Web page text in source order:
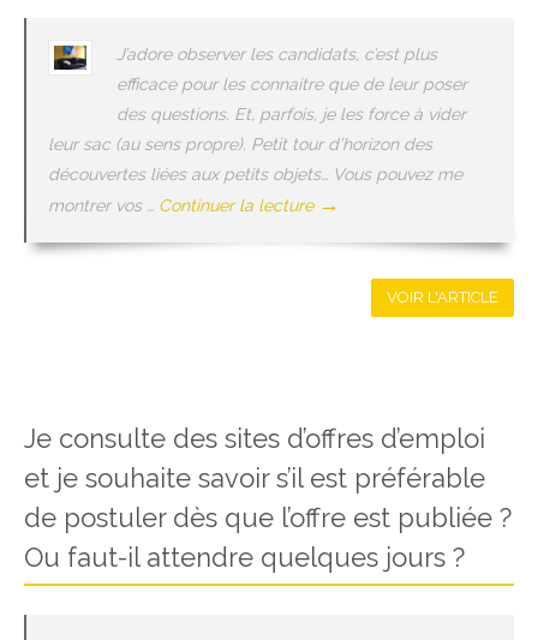
J’adore observer les candidats, c’est plus
efficace pour les connaitre que de leur poser
des questions. Et, parfois, je les force à vider
leur sac (au sens propre). Petit tour d’horizon des
découvertes liées aux petits objets… Vous pouvez me
montrer vos … Continuer la lecture →
VOIR L'ARTICLE
Je consulte des sites d’offres d’emploi
et je souhaite savoir s’il est préférable
de postuler dès que l’offre est publiée ?
Ou faut-il attendre quelques jours ?